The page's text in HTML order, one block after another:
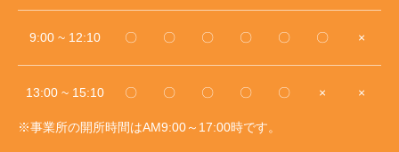
9:00 ~ 12:10 〇 〇 〇 〇 〇 〇 ×
13:00 ~ 15:10 〇 〇 〇 〇 〇 × ×
※事業所の開所時間はAM9:00～17:00時です。